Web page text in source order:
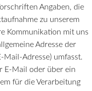
Angaben, die
zu unserem
Kommunikation mit uns
Adresse der
Mail-Adresse) umfasst.
E-Mail oder über ein
für die Verarbeitung